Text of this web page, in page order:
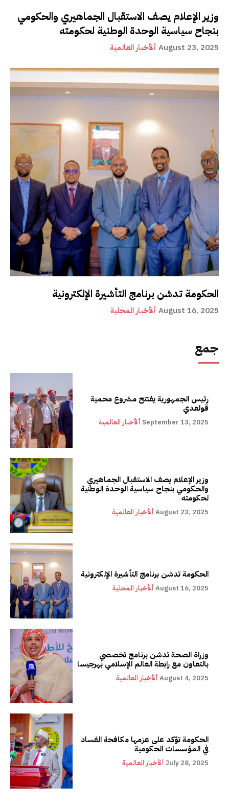
وزير الإعلام يصف الاستقبال الجماهيري والحكومي
بنجاح سياسية الوحدة الوطنية لحكومته
ألأخبار العالمية August 23, 2025
الحكومة تدشن برنامج التأشيرة الإلكترونية
ألأخبار المحلية August 16, 2025
جمع
رئيس الجمهورية يفتتح مشروع محمية
قولعدي
ألأخبار العالمية September 13, 2025
وزير الإعلام يصف الاستقبال الجماهيري
والحكومي بنجاح سياسية الوحدة الوطنية
لحكومته
ألأخبار العالمية August 23, 2025
الحكومة تدشن برنامج التأشيرة الإلكترونية
ألأخبار المحلية August 16, 2025
وزراة الصحة تدشن برنامج تخصصي
بالتعاون مع رابطة العالم الإسلامي بهرجيسا
ألأخبار العالمية August 4, 2025
الحكومة تؤكد على عزمها مكافحة الفساد
في المؤسسات الحكومية
ألأخبار العالمية July 28, 2025